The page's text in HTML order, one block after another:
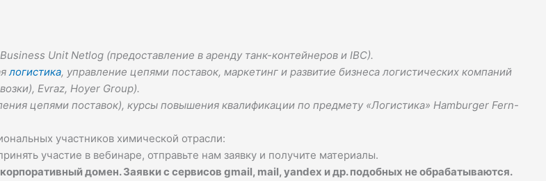
Unit Netlog (предоставление в аренду танк-контейнеров и IBC).
логистика, управление цепями поставок, маркетинг и развитие бизнеса логистических компаний
Evraz, Hoyer Group).
цепями поставок), курсы повышения квалификации по предмету «Логистика» Hamburger Fern-
участников химической отрасли:
участие в вебинаре, отправьте нам заявку и получите материалы.
домен. Заявки с сервисов gmail, mail, yandex и др. подобных не обрабатываются.